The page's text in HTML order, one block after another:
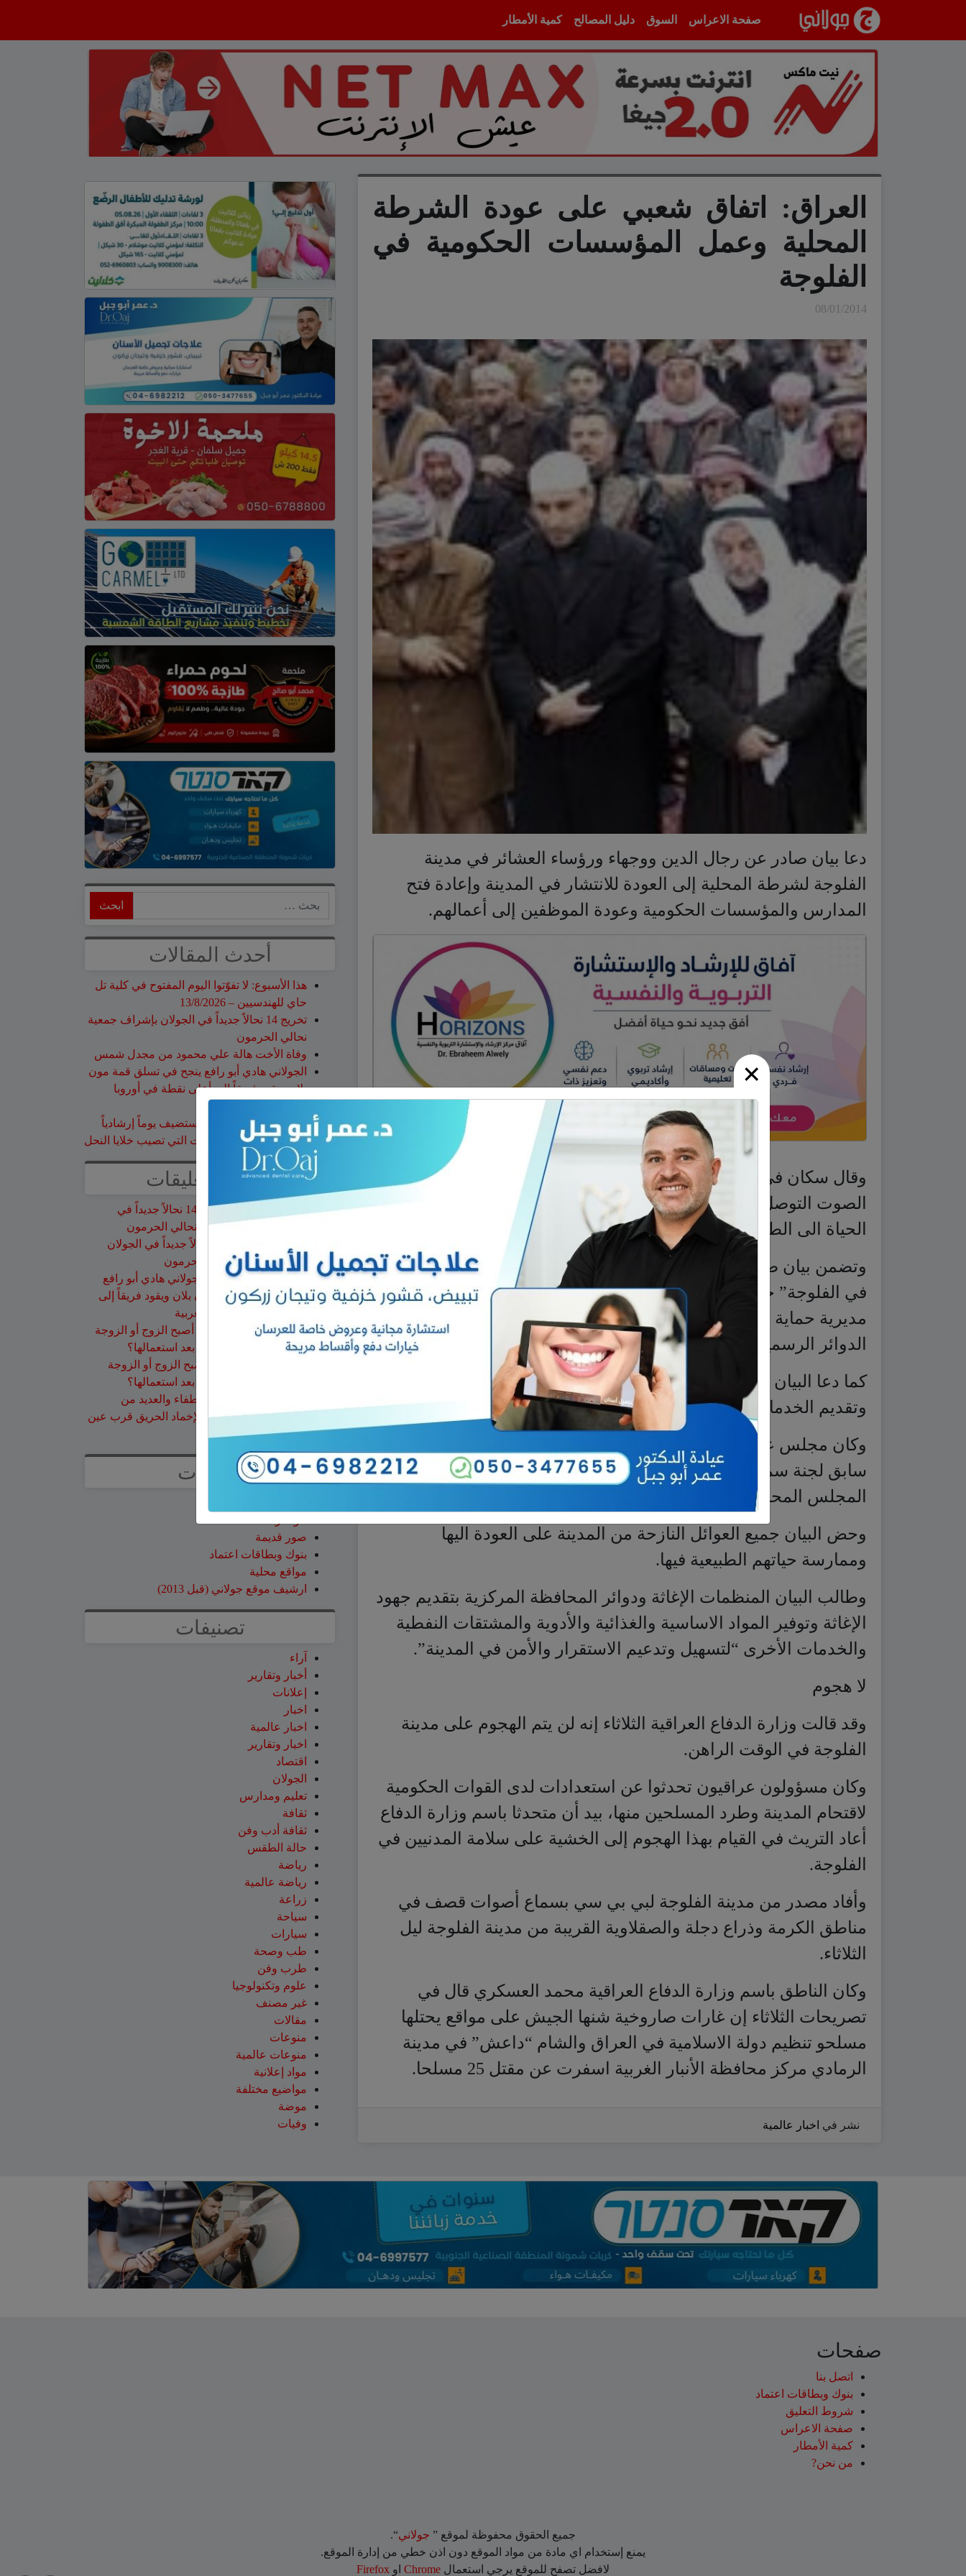
صفحة الاعراس
السوق دليل المصالح كمية الأمطار
×
العراق: اتفاق شعبي على عودة الشرطة
المحلية وعمل المؤسسات الحكومية في
الفلوجة
08/01/2014
دعا بيان صادر عن رجال الدين ووجهاء ورؤساء العشائر في مدينة
الفلوجة لشرطة المحلية إلى العودة للانتشار في المدينة وإعادة فتح
المدارس والمؤسسات الحكومية وعودة الموظفين إلى أعمالهم.
وقال سكان في مدينة الفلوجة إن عددا من المساجد أعلنت عبر مكبرات
الصوت التوصل إلى اتفاق يتضمن التخلي عن المظاهر المسلحة وعودة
الحياة الى الطبيعية الى المدينة.
وتضمن بيان صادر عن أجتماع “لعلماء الدين وشيوخ العشائر والمثقفين
في الفلوجة” حصلت بي بي سي على نسخة منه دعوة كافة منتسبي
مديرية حماية المنشآت (شرطة محلية) “لممارسة واجباتهم في حماية
الدوائر الرسمية والمنشآت الحيوية”.
كما دعا البيان موظفي جميع الدوائر الرسمية الى الدوام في دوائرهم
وتقديم الخدمات لأبناء المدينة اعتبارا من يوم الاربعاء 8 / 1/ 2014 .
وكان مجلس علماء الدين وشيوخ العشائر في الفلوجة شكل في وقت
سابق لجنة سماها اللجنة المدنية لإدارة شؤون الفلوجة تقوم مقام
المجلس المحلي لقضاء الفلوجة.
وحض البيان جميع العوائل النازحة من المدينة على العودة اليها
وممارسة حياتهم الطبيعية فيها.
وطالب البيان المنظمات الإغاثة ودوائر المحافظة المركزية بتقديم جهود
الإغاثة وتوفير المواد الاساسية والغذائية والأدوية والمشتقات النفطية
والخدمات الأخرى “لتسهيل وتدعيم الاستقرار والأمن في المدينة”.
لا هجوم
وقد قالت وزارة الدفاع العراقية الثلاثاء إنه لن يتم الهجوم على مدينة
الفلوجة في الوقت الراهن.
وكان مسؤولون عراقيون تحدثوا عن استعدادات لدى القوات الحكومية
لاقتحام المدينة وطرد المسلحين منها، بيد أن متحدثا باسم وزارة الدفاع
أعاد التريث في القيام بهذا الهجوم إلى الخشية على سلامة المدنيين في
الفلوجة.
وأفاد مصدر من مدينة الفلوجة لبي بي سي بسماع أصوات قصف في
مناطق الكرمة وذراع دجلة والصقلاوية القريبة من مدينة الفلوجة ليل
الثلاثاء.
وكان الناطق باسم وزارة الدفاع العراقية محمد العسكري قال في
تصريحات الثلاثاء إن غارات صاروخية شنها الجيش على مواقع يحتلها
مسلحو تنظيم دولة الاسلامية في العراق والشام “داعش” في مدينة
الرمادي مركز محافظة الأنبار الغربية اسفرت عن مقتل 25 مسلحا.
نشر في اخبار عالمية
أحدث المقالات
هذا الأسبوع: لا تفوّتوا اليوم المفتوح في كلية تل
حاي للهندسيين – 13/8/2026
تخريج 14 نحالاً جديداً في الجولان بإشراف جمعية
نحالي الحرمون
وفاة الأخت هالة علي محمود من مجدل شمس
الجولاني هادي أبو رافع ينجح في تسلق قمة مون
بلان ويقود فريقاً إلى أعلى نقطة في أوروبا
جمعية نحالي الحرمون تستضيف يوماً إرشادياً
مهماً حول مكافحة الآفات التي تصيب خلايا النحل
أحدث التعليقات
على
تخريج 14 نحالاً جديداً في
الجولان بإشراف جمعية نحالي الحرمون
تخريج 14 نحالاً جديداً في الجولان
بإشراف جمعية نحالي الحرمون
عقاب ابو شاهينعلى
الجولاني هادي أبو رافع
ينجح في تسلق قمة مون بلان ويقود فريقاً إلى
أعلى نقطة في أوروبا الغربية
سلمان أبو عواد
هل أصبح الزوج أو الزوجة
مجرد سلعة نتخلص منها بعد استعمالها؟
هل أصبح الزوج أو الزوجة
مجرد سلعة نتخلص منها بعد استعمالها؟
14 طاقم إطفاء والعديد من
طائرات إطفاء الحرائق لإخماد الحريق قرب عين
قنية – فيديو
صفحات
صور قديمة
بنوك وبطاقات اعتماد
مواقع محلية
ارشيف موقع جولاني (قبل 2013)
تصنيفات
آراء
أخبار وتقارير
إعلانات
اخبار
اخبار عالمية
اخبار وتقارير
اقتصاد
الجولان
تعليم ومدارس
ثقافة
ثقافة أدب وفن
حالة الطقس
رياضة
رياضة عالمية
زراعة
سياحة
سيارات
طب وصحة
طرب وفن
علوم وتكنولوجيا
غير مصنف
مقالات
منوعات
منوعات عالمية
مواد إعلانية
مواضيع مختلفة
موضة
وفيات
صفحات
اتصل بنا
بنوك وبطاقات اعتماد
شروط التعليق‎
صفحة الاعراس
كمية الأمطار
من نحن?
جميع الحقوق محفوظة لموقع ” جولاني“.
يمنع إستخدام اي مادة من مواد الموقع دون اذن خطي من إدارة الموقع.
لافضل تصفح للموقع يرجي استعمال Chrome او Firefox